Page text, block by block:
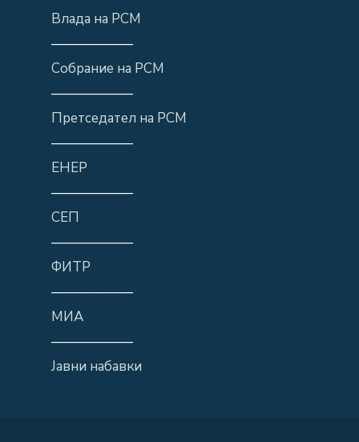
Влада на РСМ
——————
Собрание на РСМ
——————
Претседател на РСМ
——————
ЕНЕР
——————
СЕП
——————
ФИТР
——————
МИА
——————
Јавни набавки